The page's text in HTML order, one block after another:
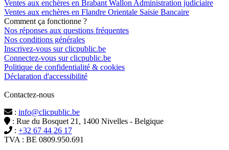
Ventes aux enchères en Brabant Wallon Administration judiciaire
Ventes aux enchères en Flandre Orientale Saisie Bancaire
Comment ça fonctionne ?
Nos réponses aux questions fréquentes
Nos conditions générales
Inscrivez-vous sur clicpublic.be
Connectez-vous sur clicpublic.be
Politique de confidentialité & cookies
Déclaration d'accessibilité
Contactez-nous
: info@clicpublic.be
: Rue du Bosquet 21, 1400 Nivelles - Belgique
: +32 67 44 26 17
TVA : BE 0809.950.691